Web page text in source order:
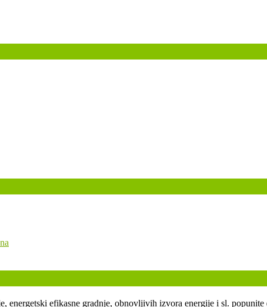
energetski efikasne gradnje, obnovljivih izvora energije i sl.